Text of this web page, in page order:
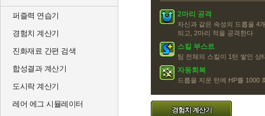
퍼즐력 연습기
경험치 계산기
진화재료 간편 검색
합성결과 계산기
도시락 계산기
레어 에그 시뮬레이터
2마리 공격
자신과 같은 속성의 드롭을 4
되고, 2마리 적을 공격한다
스킬 부스트
팀 전체의 스킬이 1턴 쌓인 상
자동회복
드롭을 지운 턴에 HP를 1000
경험치 계산기